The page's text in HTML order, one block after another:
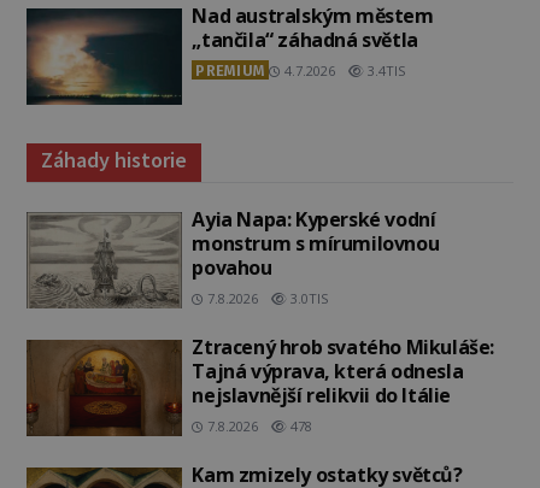
Nad australským městem
„tančila“ záhadná světla
PREMIUM 4.7.2026 3.4TIS
Záhady historie
Ayia Napa: Kyperské vodní
monstrum s mírumilovnou
povahou
7.8.2026 3.0TIS
Ztracený hrob svatého Mikuláše:
Tajná výprava, která odnesla
nejslavnější relikvii do Itálie
7.8.2026 478
Kam zmizely ostatky světců?